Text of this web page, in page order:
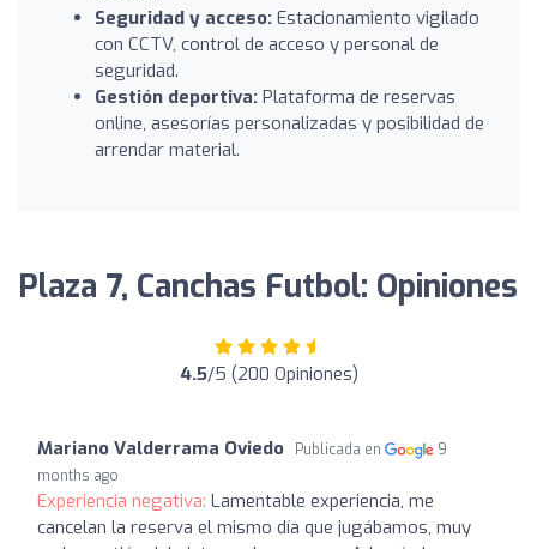
Seguridad y acceso: Estacionamiento vigilado
con CCTV, control de acceso y personal de
seguridad.
Gestión deportiva: Plataforma de reservas
online, asesorías personalizadas y posibilidad de
arrendar material.
Plaza 7, Canchas Futbol: Opiniones
4.5/5 (200 Opiniones)
Mariano Valderrama Oviedo Publicada en
9
months ago
Experiencia negativa: Lamentable experiencia, me
cancelan la reserva el mismo día que jugábamos, muy